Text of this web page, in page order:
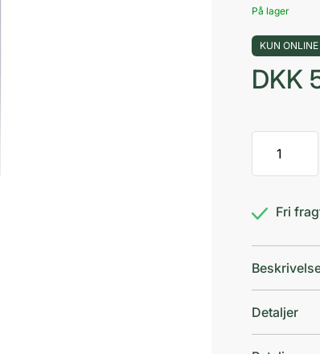
På lager
KUN ONLINE
DKK
ActiVital
Fluor
antalFri
Detaljer